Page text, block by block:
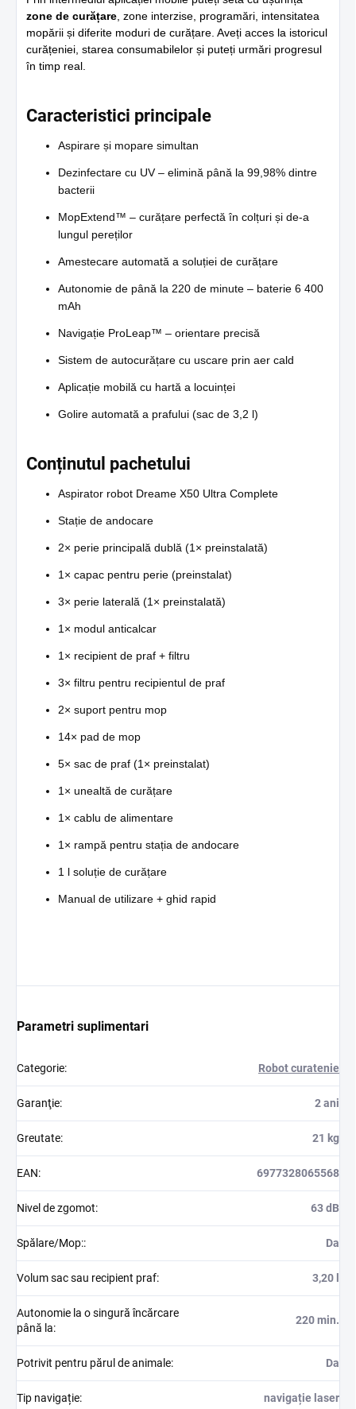
zone de curățare , zone interzise, programări, intensitatea
mopării și diferite moduri de curățare. Aveți acces la istoricul
curățeniei, starea consumabilelor și puteți urmări progresul
în timp real.
Caracteristici principale
Aspirare și mopare simultan
Dezinfectare cu UV – elimină până la 99,98% dintre
bacterii
MopExtend™ – curățare perfectă în colțuri și de-a
lungul pereților
Amestecare automată a soluției de curățare
Autonomie de până la 220 de minute – baterie 6 400
mAh
Navigație ProLeap™ – orientare precisă
Sistem de autocurățare cu uscare prin aer cald
Aplicație mobilă cu hartă a locuinței
Golire automată a prafului (sac de 3,2 l)
Conținutul pachetului
Aspirator robot Dreame X50 Ultra Complete
Stație de andocare
2× perie principală dublă (1× preinstalată)
1× capac pentru perie (preinstalat)
3× perie laterală (1× preinstalată)
1× modul anticalcar
1× recipient de praf + filtru
3× filtru pentru recipientul de praf
2× suport pentru mop
14× pad de mop
5× sac de praf (1× preinstalat)
1× unealtă de curățare
1× cablu de alimentare
1× rampă pentru stația de andocare
1 l soluție de curățare
Manual de utilizare + ghid rapid
Parametri suplimentari
Categorie: Robot curatenie
Garanţie: 2 ani
Greutate: 21 kg
EAN: 6977328065568
Nivel de zgomot: 63 dB
Spălare/Mop:: Da
Volum sac sau recipient praf: 3,20 l
Autonomie la o singură încărcare
până la:
220 min.
Potrivit pentru părul de animale: Da
Tip navigație: navigație laser